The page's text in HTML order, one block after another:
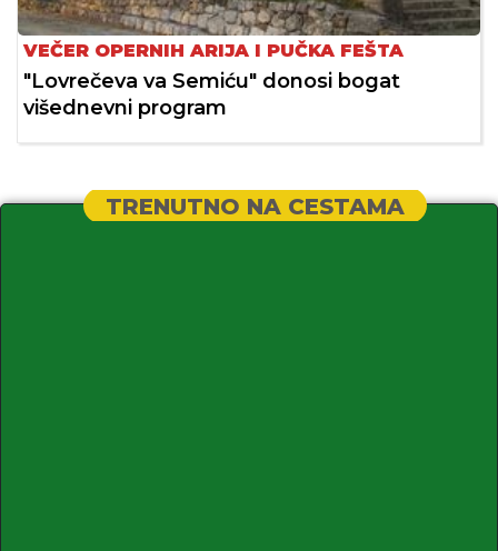
VEČER OPERNIH ARIJA I PUČKA FEŠTA
"Lovrečeva va Semiću" donosi bogat
višednevni program
TRENUTNO NA CESTAMA